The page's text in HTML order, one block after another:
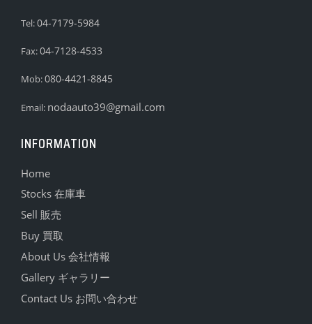
Tel:04-7179-5984
Fax:04-7128-4533
Mob:080-4421-8845
Email: nodaauto39@gmail.com
INFORMATION
Home
Stocks 在庫車
Sell 販売
Buy 買取
About Us 会社情報
Gallery ギャラリー
Contact Us お問い合わせ